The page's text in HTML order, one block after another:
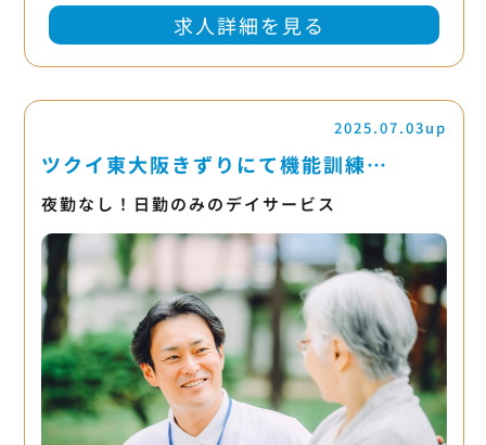
求人詳細を見る
2025.07.03up
ツクイ東大阪きずりにて機能訓練…
夜勤なし！日勤のみのデイサービス